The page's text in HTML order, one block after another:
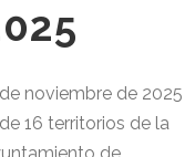
noviembre de 2025
16 territorios de la